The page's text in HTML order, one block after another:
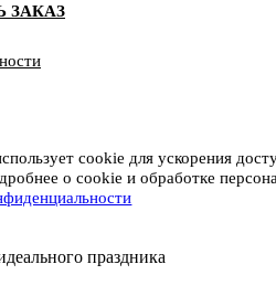
cookie для ускорения
о cookie и обработке
ЗАКАЗ
праздника